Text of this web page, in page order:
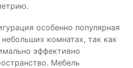
особенно популярная
комнатах, так как
эффективно
Мебель